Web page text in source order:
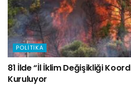
POLITIKA
81 İlde “İl İklim Değişikliği
Kuruluyor